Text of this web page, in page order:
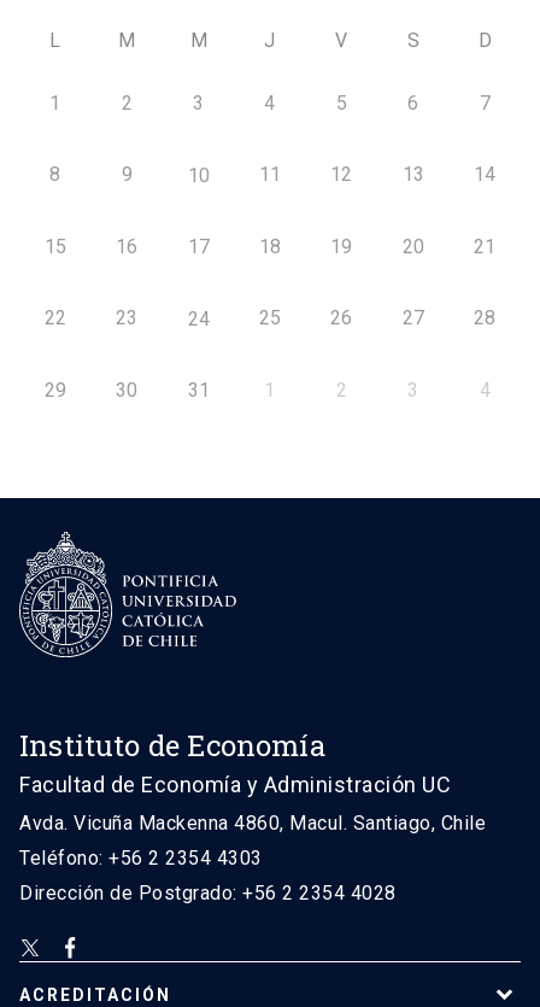
L M M J V S D
1 2 3 4 5 6 7
8 9 10 11 12 13 14
15 16 17 18 19 20 21
22 23 24 25 26 27 28
29 30 31 1 2 3 4
Instituto de Economía
Facultad de Economía y Administración UC
Avda. Vicuña Mackenna 4860, Macul. Santiago, Chile
Teléfono: +56 2 2354 4303
Dirección de Postgrado: +56 2 2354 4028
ACREDITACIÓN